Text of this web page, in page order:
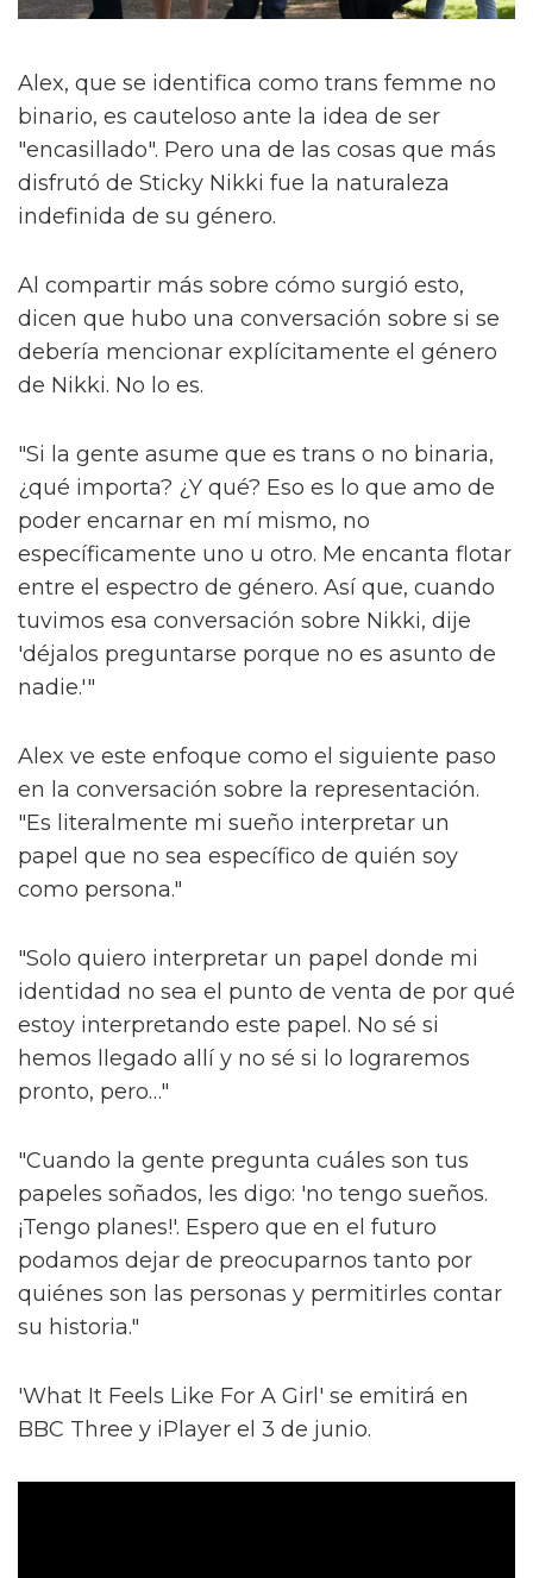
Alex, que se identifica como trans femme no
binario, es cauteloso ante la idea de ser
"encasillado". Pero una de las cosas que más
disfrutó de Sticky Nikki fue la naturaleza
indefinida de su género.
Al compartir más sobre cómo surgió esto,
dicen que hubo una conversación sobre si se
debería mencionar explícitamente el género
de Nikki. No lo es.
"Si la gente asume que es trans o no binaria,
¿qué importa? ¿Y qué? Eso es lo que amo de
poder encarnar en mí mismo, no
específicamente uno u otro. Me encanta flotar
entre el espectro de género. Así que, cuando
tuvimos esa conversación sobre Nikki, dije
'déjalos preguntarse porque no es asunto de
nadie.'"
Alex ve este enfoque como el siguiente paso
en la conversación sobre la representación.
"Es literalmente mi sueño interpretar un
papel que no sea específico de quién soy
como persona."
"Solo quiero interpretar un papel donde mi
identidad no sea el punto de venta de por qué
estoy interpretando este papel. No sé si
hemos llegado allí y no sé si lo lograremos
pronto, pero…"
"Cuando la gente pregunta cuáles son tus
papeles soñados, les digo: 'no tengo sueños.
¡Tengo planes!'. Espero que en el futuro
podamos dejar de preocuparnos tanto por
quiénes son las personas y permitirles contar
su historia."
'What It Feels Like For A Girl' se emitirá en
BBC Three y iPlayer el 3 de junio.